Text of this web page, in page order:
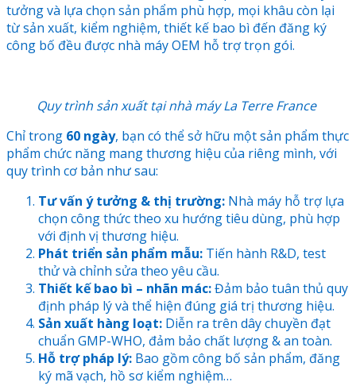
tưởng và lựa chọn sản phẩm phù hợp, mọi khâu còn lại
từ sản xuất, kiểm nghiệm, thiết kế bao bì đến đăng ký
công bố đều được nhà máy OEM hỗ trợ trọn gói.
Quy trình sản xuất tại nhà máy La Terre France
Chỉ trong 60 ngày, bạn có thể sở hữu một sản phẩm thực
phẩm chức năng mang thương hiệu của riêng mình, với
quy trình cơ bản như sau:
Tư vấn ý tưởng & thị trường: Nhà máy hỗ trợ lựa
chọn công thức theo xu hướng tiêu dùng, phù hợp
với định vị thương hiệu.
Phát triển sản phẩm mẫu: Tiến hành R&D, test
thử và chỉnh sửa theo yêu cầu.
Thiết kế bao bì – nhãn mác:Đảm bảo tuân thủ quy
định pháp lý và thể hiện đúng giá trị thương hiệu.
Sản xuất hàng loạt: Diễn ra trên dây chuyền đạt
chuẩn GMP-WHO, đảm bảo chất lượng & an toàn.
Hỗ trợ pháp lý: Bao gồm công bố sản phẩm, đăng
ký mã vạch, hồ sơ kiểm nghiệm…